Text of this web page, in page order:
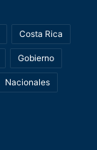
Costa Rica
Gobierno
Nacionales